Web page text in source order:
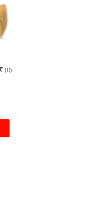
(0)